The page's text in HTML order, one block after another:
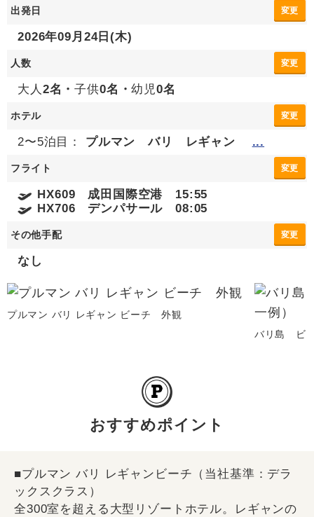
出発日 変更
2026年09月24日(木)
人数 変更
大人 2名・子供0名・幼児0名
ホテル 変更
2〜5泊目： プルマン バリ レギャン ...
フライト 変更
HX609 成田国際空港 15:55
HX706 デンパサール 08:05
その他手配 変更
なし
プルマン バリ レギャン ビーチ 外観
バリ島 ビー
おすすめポイント
■プルマン バリ レギャンビーチ（当社基準：デラ
ックスクラス）
全300室を超える大型リゾートホテル。レギャンの